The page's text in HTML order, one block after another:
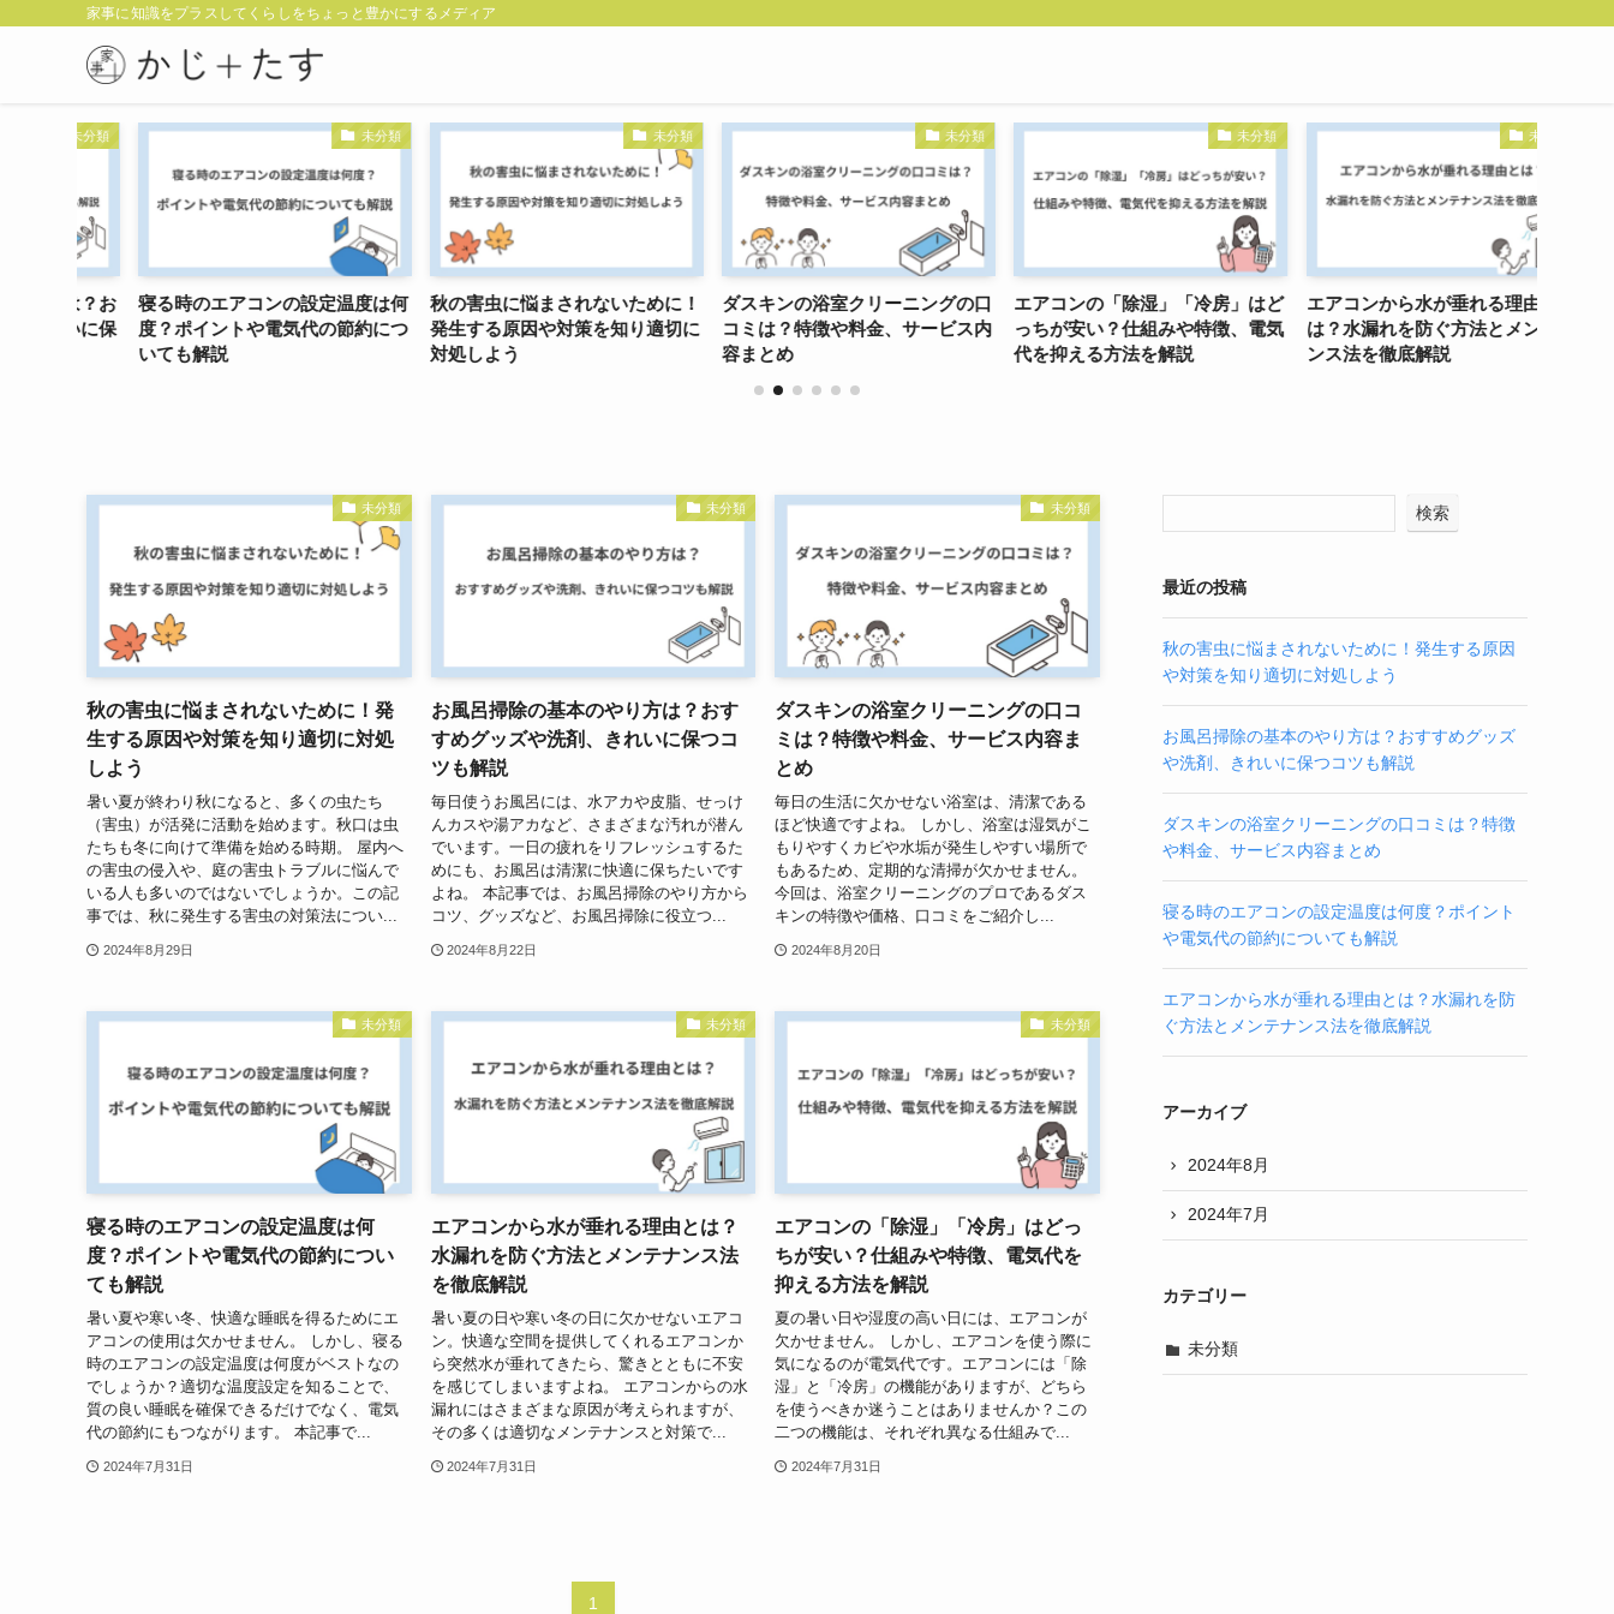
家事に知識をプラスしてくらしをちょっと豊かにするメディア
未分類
寝る時のエアコンの設定温度は何
度？ポイントや電気代の節約につ
いても解説
未分類
秋の害虫に悩まされないために！
発生する原因や対策を知り適切に
対処しよう
未分類
ダスキンの浴室クリーニングの口
コミは？特徴や料金、サービス内
容まとめ
未分類
エアコンの「除湿」「冷房」はど
っちが安い？仕組みや特徴、電気
代を抑える方法を解説
未分類
エアコンから水が垂れる理由と
は？水漏れを防ぐ方法とメンテナ
ンス法を徹底解説
未分類
秋の害虫に悩まされないために！発
生する原因や対策を知り適切に対処
しよう
暑い夏が終わり秋になると、多くの虫たち
（害虫）が活発に活動を始めます。秋口は虫
たちも冬に向けて準備を始める時期。 屋内へ
の害虫の侵入や、庭の害虫トラブルに悩んで
いる人も多いのではないでしょうか。この記
事では、秋に発生する害虫の対策法につい...
2024年8月29日
未分類
お風呂掃除の基本のやり方は？おす
すめグッズや洗剤、きれいに保つコ
ツも解説
毎日使うお風呂には、水アカや皮脂、せっけ
んカスや湯アカなど、さまざまな汚れが潜ん
でいます。一日の疲れをリフレッシュするた
めにも、お風呂は清潔に快適に保ちたいです
よね。 本記事では、お風呂掃除のやり方から
コツ、グッズなど、お風呂掃除に役立つ...
2024年8月22日
未分類
ダスキンの浴室クリーニングの口コ
ミは？特徴や料金、サービス内容ま
とめ
毎日の生活に欠かせない浴室は、清潔である
ほど快適ですよね。 しかし、浴室は湿気がこ
もりやすくカビや水垢が発生しやすい場所で
もあるため、定期的な清掃が欠かせません。
今回は、浴室クリーニングのプロであるダス
キンの特徴や価格、口コミをご紹介し...
2024年8月20日
未分類
寝る時のエアコンの設定温度は何
度？ポイントや電気代の節約につい
ても解説
暑い夏や寒い冬、快適な睡眠を得るためにエ
アコンの使用は欠かせません。 しかし、寝る
時のエアコンの設定温度は何度がベストなの
でしょうか？適切な温度設定を知ることで、
質の良い睡眠を確保できるだけでなく、電気
代の節約にもつながります。 本記事で...
2024年7月31日
未分類
エアコンから水が垂れる理由とは？
水漏れを防ぐ方法とメンテナンス法
を徹底解説
暑い夏の日や寒い冬の日に欠かせないエアコ
ン。快適な空間を提供してくれるエアコンか
ら突然水が垂れてきたら、驚きとともに不安
を感じてしまいますよね。 エアコンからの水
漏れにはさまざまな原因が考えられますが、
その多くは適切なメンテナンスと対策で...
2024年7月31日
未分類
エアコンの「除湿」「冷房」はどっ
ちが安い？仕組みや特徴、電気代を
抑える方法を解説
夏の暑い日や湿度の高い日には、エアコンが
欠かせません。 しかし、エアコンを使う際に
気になるのが電気代です。エアコンには「除
湿」と「冷房」の機能がありますが、どちら
を使うべきか迷うことはありませんか？この
二つの機能は、それぞれ異なる仕組みで...
2024年7月31日
1
検索
最近の投稿
秋の害虫に悩まされないために！発生する原因
や対策を知り適切に対処しよう
お風呂掃除の基本のやり方は？おすすめグッズ
や洗剤、きれいに保つコツも解説
ダスキンの浴室クリーニングの口コミは？特徴
や料金、サービス内容まとめ
寝る時のエアコンの設定温度は何度？ポイント
や電気代の節約についても解説
エアコンから水が垂れる理由とは？水漏れを防
ぐ方法とメンテナンス法を徹底解説
アーカイブ
2024年8月
2024年7月
カテゴリー
未分類